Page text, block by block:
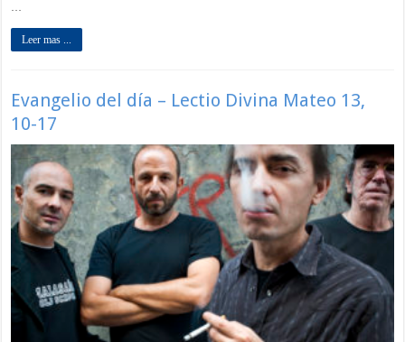
…
Leer mas ...
Evangelio del día – Lectio Divina Mateo 13,
10-17